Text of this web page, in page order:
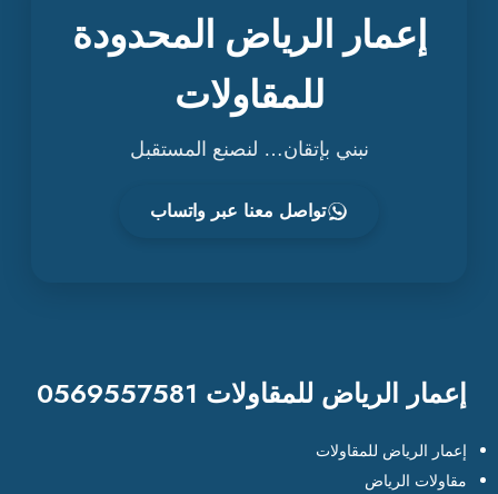
إعمار الرياض المحدودة
للمقاولات
نبني بإتقان… لنصنع المستقبل
تواصل معنا عبر واتساب
إعمار الرياض للمقاولات 0569557581
إعمار الرياض للمقاولات
مقاولات الرياض